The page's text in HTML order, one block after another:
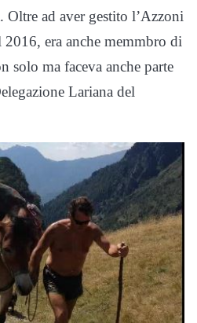
ad aver gestito l’Azzoni
era anche memmbro di
solo ma faceva anche parte
Lariana del